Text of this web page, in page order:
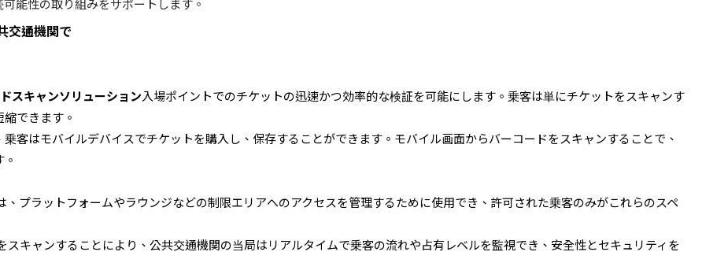
能性の取り組みをサポートします。
交通機関で
スキャンソリューション入場ポイントでのチケットの迅速かつ効率的な検証を可能にします。乗客は単にチケットをスキャンす
できます。
客はモバイルデバイスでチケットを購入し、保存することができます。モバイル画面からバーコードをスキャンすることで、
、プラットフォームやラウンジなどの制限エリアへのアクセスを管理するために使用でき、許可された乗客のみがこれらのスペ
スキャンすることにより、公共交通機関の当局はリアルタイムで乗客の流れや占有レベルを監視でき、安全性とセキュリティを